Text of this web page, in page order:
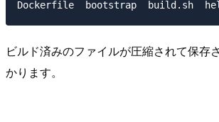
ビルド済みのファイルが圧縮されて保存
かります。